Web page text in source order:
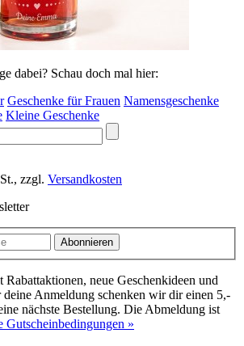
dabei? Schau doch mal hier:
Geschenke für Frauen Namensgeschenke
Kleine Geschenke
zzgl. Versandkosten
Abonnieren
neue Geschenkideen und
Anmeldung schenken wir dir einen 5,-
nächste Bestellung. Die Abmeldung ist
Gutscheinbedingungen »